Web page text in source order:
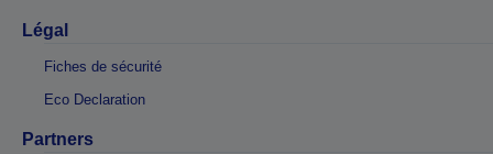
Légal
Fiches de sécurité
Eco Declaration
Partners